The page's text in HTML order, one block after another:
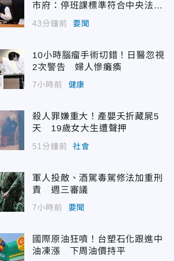
市府：停班課標準符合中央法
規！
43分鐘前 要聞
10小時腦瘤手術切錯！日醫忽視
2次警告 婦人慘癱瘓
7小時前 健康
殺人罪嫌重大！產嬰夭折藏屍5
天 19歲女大生遭聲押
51分鐘前 社會
軍人投敵、酒駕毒駕修法加重刑
責 週三審議
7小時前 要聞
國際原油狂噴！台塑石化跟進中
油凍漲 下周油價持平